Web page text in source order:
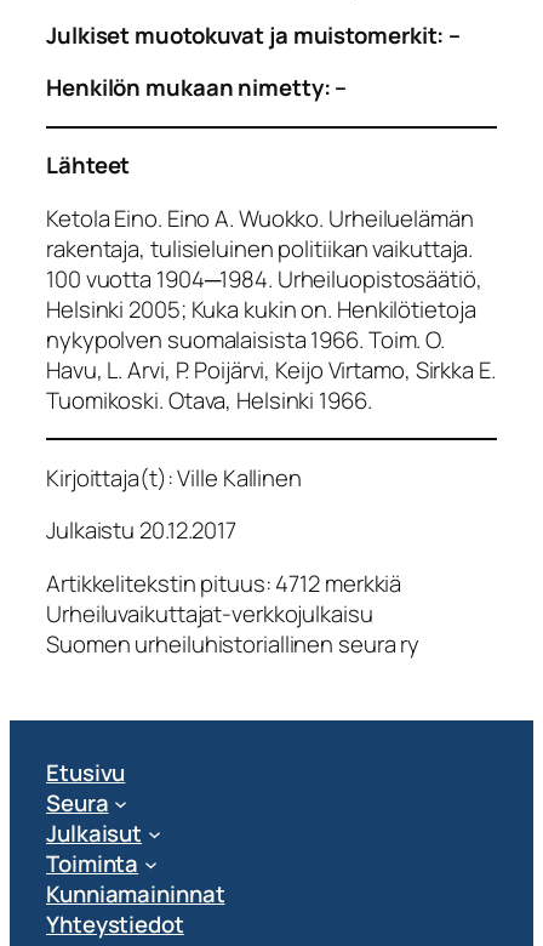
Julkiset muotokuvat ja muistomerkit: –
Henkilön mukaan nimetty: –
Lähteet
Ketola Eino. Eino A. Wuokko. Urheiluelämän
rakentaja, tulisieluinen politiikan vaikuttaja.
100 vuotta 1904─1984. Urheiluopistosäätiö,
Helsinki 2005; Kuka kukin on. Henkilötietoja
nykypolven suomalaisista 1966. Toim. O.
Havu, L. Arvi, P. Poijärvi, Keijo Virtamo, Sirkka E.
Tuomikoski. Otava, Helsinki 1966.
Kirjoittaja(t): Ville Kallinen
Julkaistu 20.12.2017
Artikkelitekstin pituus: 4712 merkkiä
Urheiluvaikuttajat-verkkojulkaisu
Suomen urheiluhistoriallinen seura ry
Etusivu
Seura
Julkaisut
Toiminta
Kunniamaininnat
Yhteystiedot